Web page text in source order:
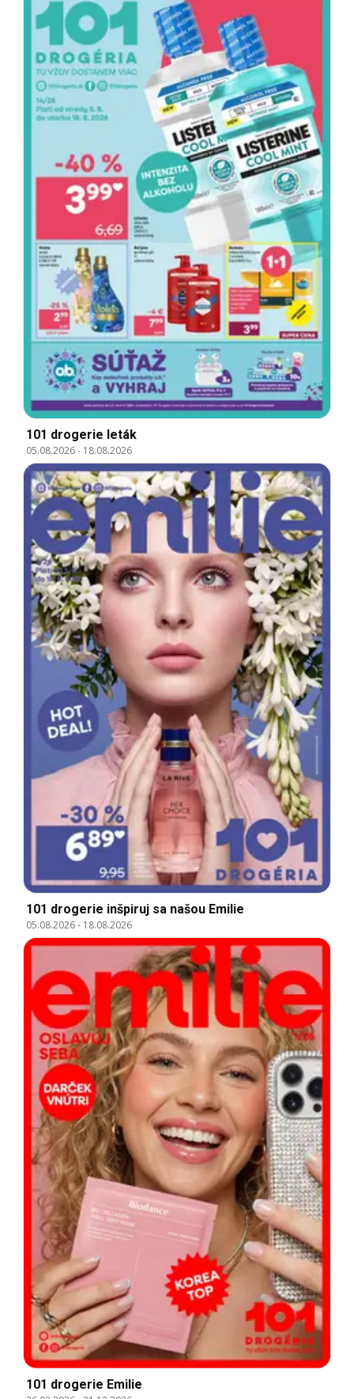
101 drogerie leták
05.08.2026- 18.08.2026
101 drogerie inšpiruj sa našou Emilie
05.08.2026- 18.08.2026
101 drogerie Emilie